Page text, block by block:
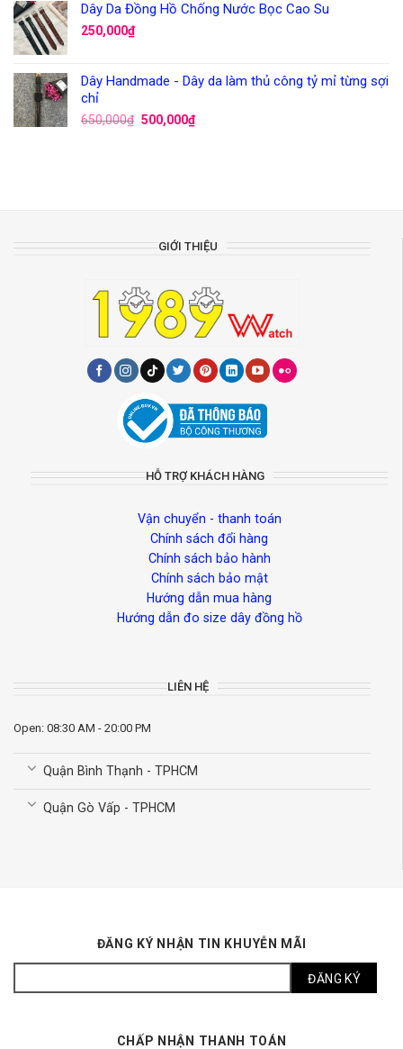
Dây Da Đồng Hồ Chống Nước Bọc Cao Su
250,000₫
Dây Handmade - Dây da làm thủ công tỷ mỉ từng sợi
chỉ
650,000₫ 500,000₫
GIỚI THIỆU
HỖ TRỢ KHÁCH HÀNG
Vận chuyển - thanh toán
Chính sách đổi hàng
Chính sách bảo hành
Chính sách bảo mật
Hướng dẫn mua hàng
Hướng dẫn đo size dây đồng hồ
LIÊN HỆ
Open: 08:30 AM - 20:00 PM
Quận Bình Thạnh - TPHCM
Quận Gò Vấp - TPHCM
ĐĂNG KÝ NHẬN TIN KHUYỄN MÃI
CHẤP NHẬN THANH TOÁN